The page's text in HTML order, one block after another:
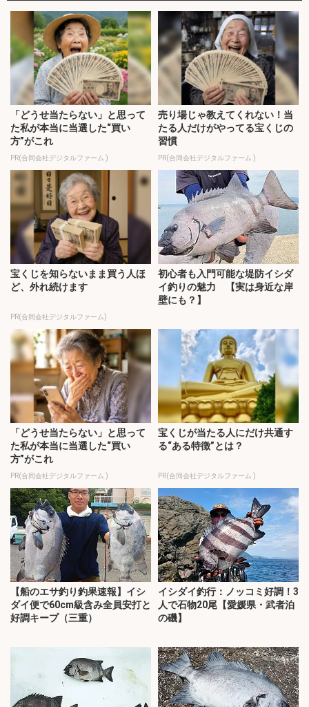
「どうせ当たらない」と思って
た私が本当に当選した“買い
方”がこれ
PR(合同会社デジタルファーム )
売り場じゃ教えてくれない！当
たる人だけがやってる宝くじの
習慣
PR(合同会社デジタルファーム )
宝くじを知らないまま買う人ほ
ど、外れ続けます
PR(合同会社デジタルファーム)
初心者も入門可能な堤防イシダ
イ釣りの魅力 【実は身近な岸
壁にも？】
「どうせ当たらない」と思って
た私が本当に当選した“買い
方”がこれ
PR(合同会社デジタルファーム )
宝くじが当たる人にだけ共通す
る“ある特徴”とは？
PR(合同会社デジタルファーム )
【船のエサ釣り釣果速報】イシ
ダイ便で60cm級含み全員安打と
好調キープ（三重）
イシダイ釣行：ノッコミ好調！3
人で石物20尾【愛媛県・武者泊
の磯】